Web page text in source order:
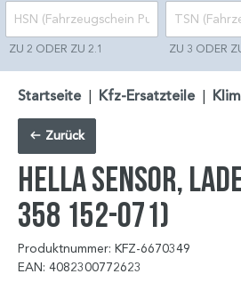
ZU 2 ODER ZU 2.1 ZU 3 ODER
Startseite | Kfz-Ersatzteile |
Zurück
HELLA Sensor,
358 152-071)
Produktnummer: KFZ-6670349
EAN: 4082300772623